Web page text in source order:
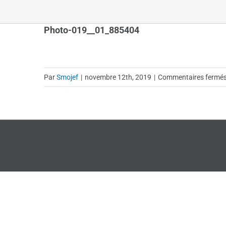
Photo-019__01_885404
ParSmojef | novembre 12th, 2019 | Commentaires